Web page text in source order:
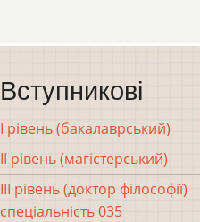
Вступникові
І рівень (бакалаврський)
ІІ рівень (магістерський)
ІІІ рівень (доктор філософії)
спеціальність 035